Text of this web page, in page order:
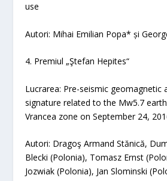
use
Autori: Mihai Emilian Popa* și
4. Premiul „Ştefan Hepites“
Lucrarea: Pre-seismic geomagnetic
signature related to the Mw5.7
Vrancea zone on September 24,
Autori: Dragoş Armand Stănică,
Blecki (Polonia), Tomasz Ernst
Jozwiak (Polonia), Jan Slominski